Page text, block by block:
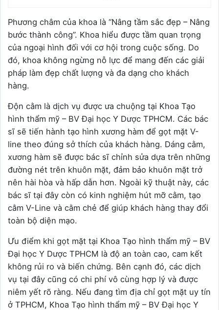
Phương châm của khoa là “Nâng tầm sắc đẹp – Nâng
bước thành công”. Khoa hiểu được tầm quan trọng
của ngoại hình đối với cơ hội trong cuộc sống. Do
đó, khoa không ngừng nỗ lực để mang đến các giải
pháp làm đẹp chất lượng và đa dạng cho khách
hàng.
Độn cằm là dịch vụ được ưa chuộng tại Khoa Tạo
hình thẩm mỹ – BV Đại học Y Dược TPHCM. Các bác
sĩ sẽ tiến hành tạo hình xương hàm để gọt mặt V-
line theo đúng sở thích của khách hàng. Dáng cằm,
xương hàm sẽ được bác sĩ chỉnh sửa dựa trên những
đường nét trên khuôn mặt, đảm bảo khuôn mặt trở
nên hài hòa và hấp dẫn hơn. Ngoài kỹ thuật này, các
bác sĩ tại đây còn có kinh nghiệm hút mỡ cằm, tạo
cằm V-Line và cằm chẻ để giúp khách hàng thay đổi
toàn bộ diện mạo.
Ưu điểm khi gọt mặt tại Khoa Tạo hình thẩm mỹ – BV
Đại học Y Dược TPHCM là độ an toàn cao, cam kết
không rủi ro và biến chứng. Bên cạnh đó, các dịch
vụ tại đây cũng có chi phí vô cùng hợp lý và được
niêm yết rõ ràng. Nếu đang tìm địa chỉ gọt mặt uy tín
ở TPHCM, Khoa Tạo hình thẩm mỹ – BV Đại học Y